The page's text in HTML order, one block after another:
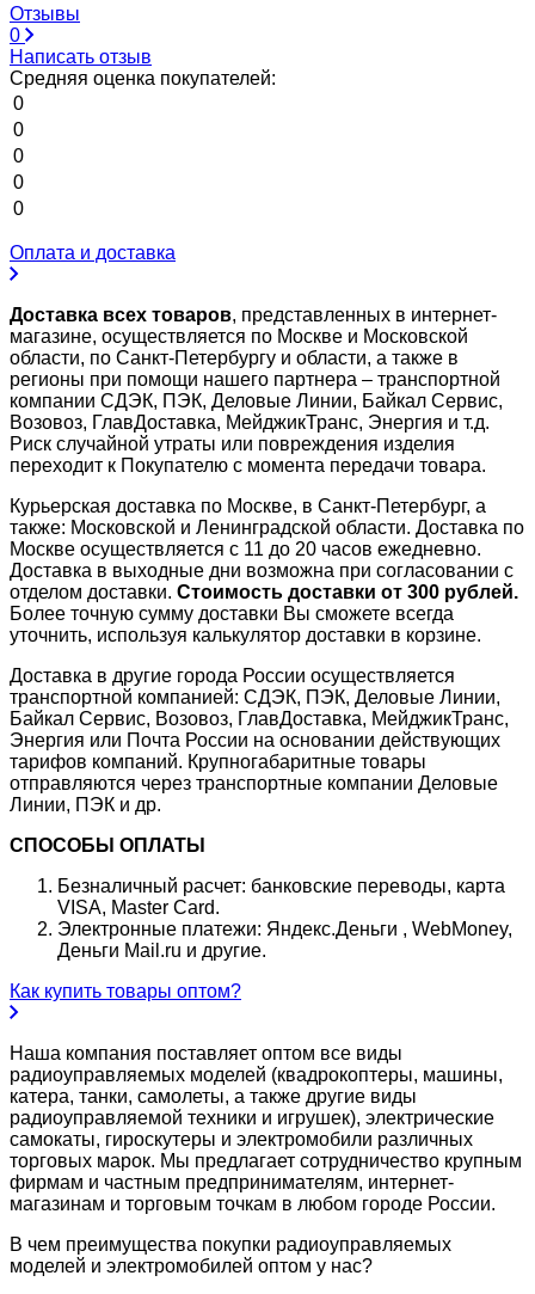
Отзывы
0
Написать отзыв
Средняя оценка покупателей:
0
0
0
0
0
Оплата и доставка
Доставка всех товаров, представленных в интернет-
магазине, осуществляется по Москве и Московской
области, по Санкт-Петербургу и области, а также в
регионы при помощи нашего партнера – транспортной
компании СДЭК, ПЭК, Деловые Линии, Байкал Сервис,
Возовоз, ГлавДоставка, МейджикТранс, Энергия и т.д.
Риск случайной утраты или повреждения изделия
переходит к Покупателю с момента передачи товара.
Курьерская доставка по Москве, в Санкт-Петербург, а
также: Московской и Ленинградской области. Доставка по
Москве осуществляется с 11 до 20 часов ежедневно.
Доставка в выходные дни возможна при согласовании с
отделом доставки. Стоимость доставки от 300 рублей.
Более точную сумму доставки Вы сможете всегда
уточнить, используя калькулятор доставки в корзине.
Доставка в другие города России осуществляется
транспортной компанией: СДЭК, ПЭК, Деловые Линии,
Байкал Сервис, Возовоз, ГлавДоставка, МейджикТранс,
Энергия или Почта России на основании действующих
тарифов компаний. Крупногабаритные товары
отправляются через транспортные компании Деловые
Линии, ПЭК и др.
СПОСОБЫ ОПЛАТЫ
Безналичный расчет: банковские переводы, карта
VISA, Master Card.
Электронные платежи: Яндекс.Деньги , WebMoney,
Деньги Mail.ru и другие.
Как купить товары оптом?
Наша компания поставляет оптом все виды
радиоуправляемых моделей (квадрокоптеры, машины,
катера, танки, самолеты, а также другие виды
радиоуправляемой техники и игрушек), электрические
самокаты, гироскутеры и электромобили различных
торговых марок. Мы предлагает сотрудничество крупным
фирмам и частным предпринимателям, интернет-
магазинам и торговым точкам в любом городе России.
В чем преимущества покупки радиоуправляемых
моделей и электромобилей оптом у нас?